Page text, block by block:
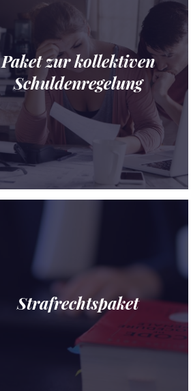
Paket zur kollektiven
Schuldenregelung
Strafrechtspaket